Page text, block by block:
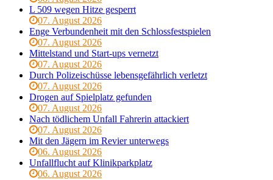
L 509 wegen Hitze gesperrt
07. August 2026
Enge Verbundenheit mit den Schlossfestspielen
07. August 2026
Mittelstand und Start-ups vernetzt
07. August 2026
Durch Polizeischüsse lebensgefährlich verletzt
07. August 2026
Drogen auf Spielplatz gefunden
07. August 2026
Nach tödlichem Unfall Fahrerin attackiert
07. August 2026
Mit den Jägern im Revier unterwegs
06. August 2026
Unfallflucht auf Klinikparkplatz
06. August 2026